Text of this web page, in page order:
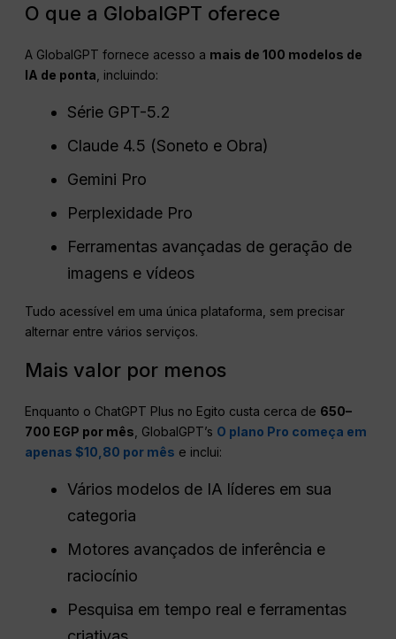
O que a GlobalGPT oferece
A GlobalGPT fornece acesso a mais de 100 modelos de
IA de ponta , incluindo:
Série GPT-5.2
Claude 4.5 (Soneto e Obra)
Gemini Pro
Perplexidade Pro
Ferramentas avançadas de geração de
imagens e vídeos
Tudo acessível em uma única plataforma, sem precisar
alternar entre vários serviços.
Mais valor por menos
Enquanto o ChatGPT Plus no Egito custa cerca de 650–
700 EGP por mês , GlobalGPT’s O plano Pro começa em
apenas $10,80 por mês e inclui:
Vários modelos de IA líderes em sua
categoria
Motores avançados de inferência e
raciocínio
Pesquisa em tempo real e ferramentas